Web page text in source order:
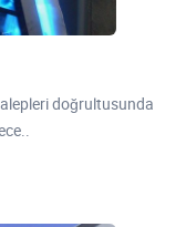
doğrultusunda